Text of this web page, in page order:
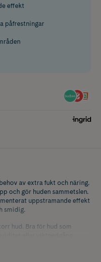
effekt
påfrestningar
av extra fukt och näring.
och gör huden sammetslen.
uppstramande effekt
smidig.
hud. Bra för hud som
innehåll. 100%